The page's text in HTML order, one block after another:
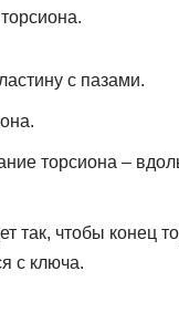
с пазами.
торсиона –
так, чтобы конец
с ключа.